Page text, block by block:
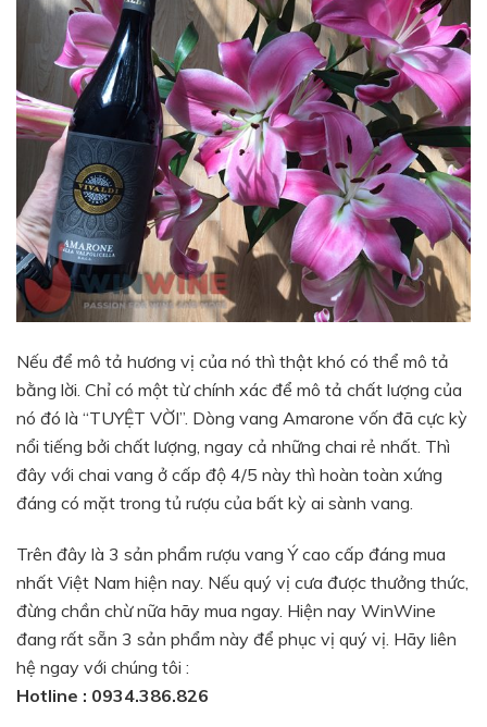
Nếu để mô tả hương vị của nó thì thật khó có thể mô tả
bằng lời. Chỉ có một từ chính xác để mô tả chất lượng của
nó đó là “TUYỆT VỜI”. Dòng vang Amarone vốn đã cực kỳ
nổi tiếng bởi chất lượng, ngay cả những chai rẻ nhất. Thì
đây với chai vang ở cấp độ 4/5 này thì hoàn toàn xứng
đáng có mặt trong tủ rượu của bất kỳ ai sành vang.
Trên đây là 3 sản phẩm rượu vang Ý cao cấp đáng mua
nhất Việt Nam hiện nay. Nếu quý vị cưa được thưởng thức,
đừng chần chừ nữa hãy mua ngay. Hiện nay WinWine
đang rất sẵn 3 sản phẩm này để phục vị quý vị. Hãy liên
hệ ngay với chúng tôi :
Hotline : 0934.386.826